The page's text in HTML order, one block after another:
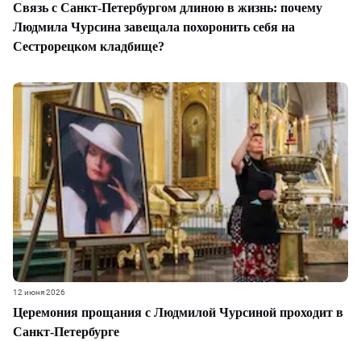
Связь с Санкт-Петербургом длиною в жизнь: почему
Людмила Чурсина завещала похоронить себя на
Сестрорецком кладбище?
Церемония прощания с Людмилой Чурсиной проходит в
Санкт-Петербурге
12 июня 2026